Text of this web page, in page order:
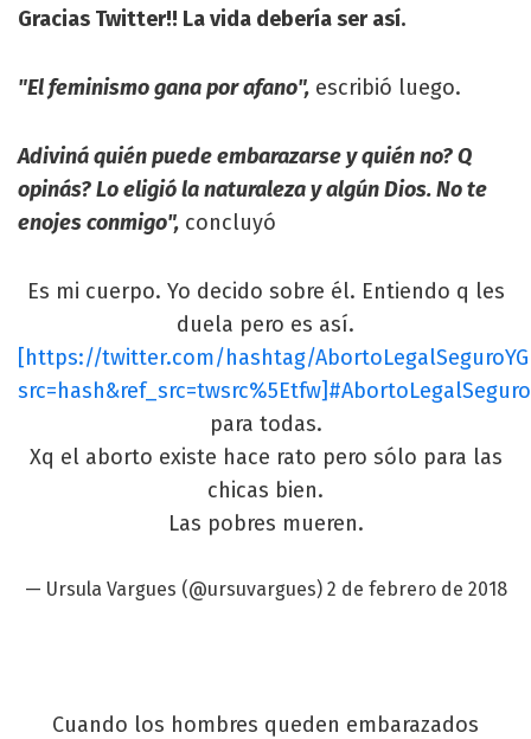
Gracias Twitter!! La vida debería ser así.
"El feminismo gana por afano", escribió luego.
Adiviná quién puede embarazarse y quién no? Q
opinás? Lo eligió la naturaleza y algún Dios. No te
enojes conmigo", concluyó
Es mi cuerpo. Yo decido sobre él. Entiendo q les
duela pero es así.
[https://twitter.com/hashtag/
para todas.
Xq el aborto existe hace rato pero sólo para las
chicas bien.
Las pobres mueren.
— Ursula Vargues (@ursuvargues) 2 de febrero de 2018
Cuando los hombres queden embarazados